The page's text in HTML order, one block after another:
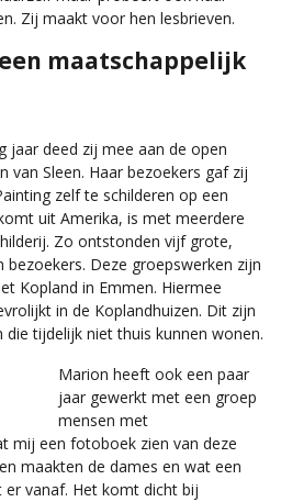
Zij maakt voor hen lesbrieven.
maatschappelijk
jaar deed zij mee aan de open
van Sleen. Haar bezoekers gaf zij
zelf te schilderen op een
uit Amerika, is met meerdere
Zo ontstonden vijf grote,
bezoekers. Deze groepswerken zijn
Kopland in Emmen. Hiermee
in de Koplandhuizen. Dit zijn
tijdelijk niet thuis kunnen wonen.
Marion heeft ook een paar
jaar gewerkt met een groep
mensen met
mij een fotoboek zien van deze
maakten de dames en wat een
vanaf. Het komt dicht bij